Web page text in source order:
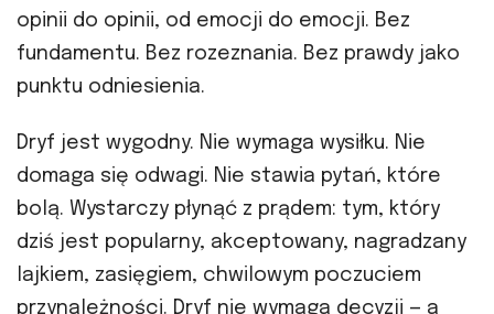
opinii do opinii, od emocji do emocji. Bez
fundamentu. Bez rozeznania. Bez prawdy jako
punktu odniesienia.
Dryf jest wygodny. Nie wymaga wysiłku. Nie
domaga się odwagi. Nie stawia pytań, które
bolą. Wystarczy płynąć z prądem: tym, który
dziś jest popularny, akceptowany, nagradzany
lajkiem, zasięgiem, chwilowym poczuciem
przynależności. Dryf nie wymaga decyzji — a